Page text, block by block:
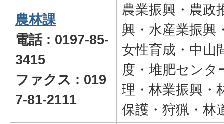
農林課
電話 : 0197-85-
3415
ファクス : 019
7-81-2111
農業振興・農政
興・水産業振興
女性育成・中山
度・堆肥センタ
理・林業振興・
保護・狩猟・林